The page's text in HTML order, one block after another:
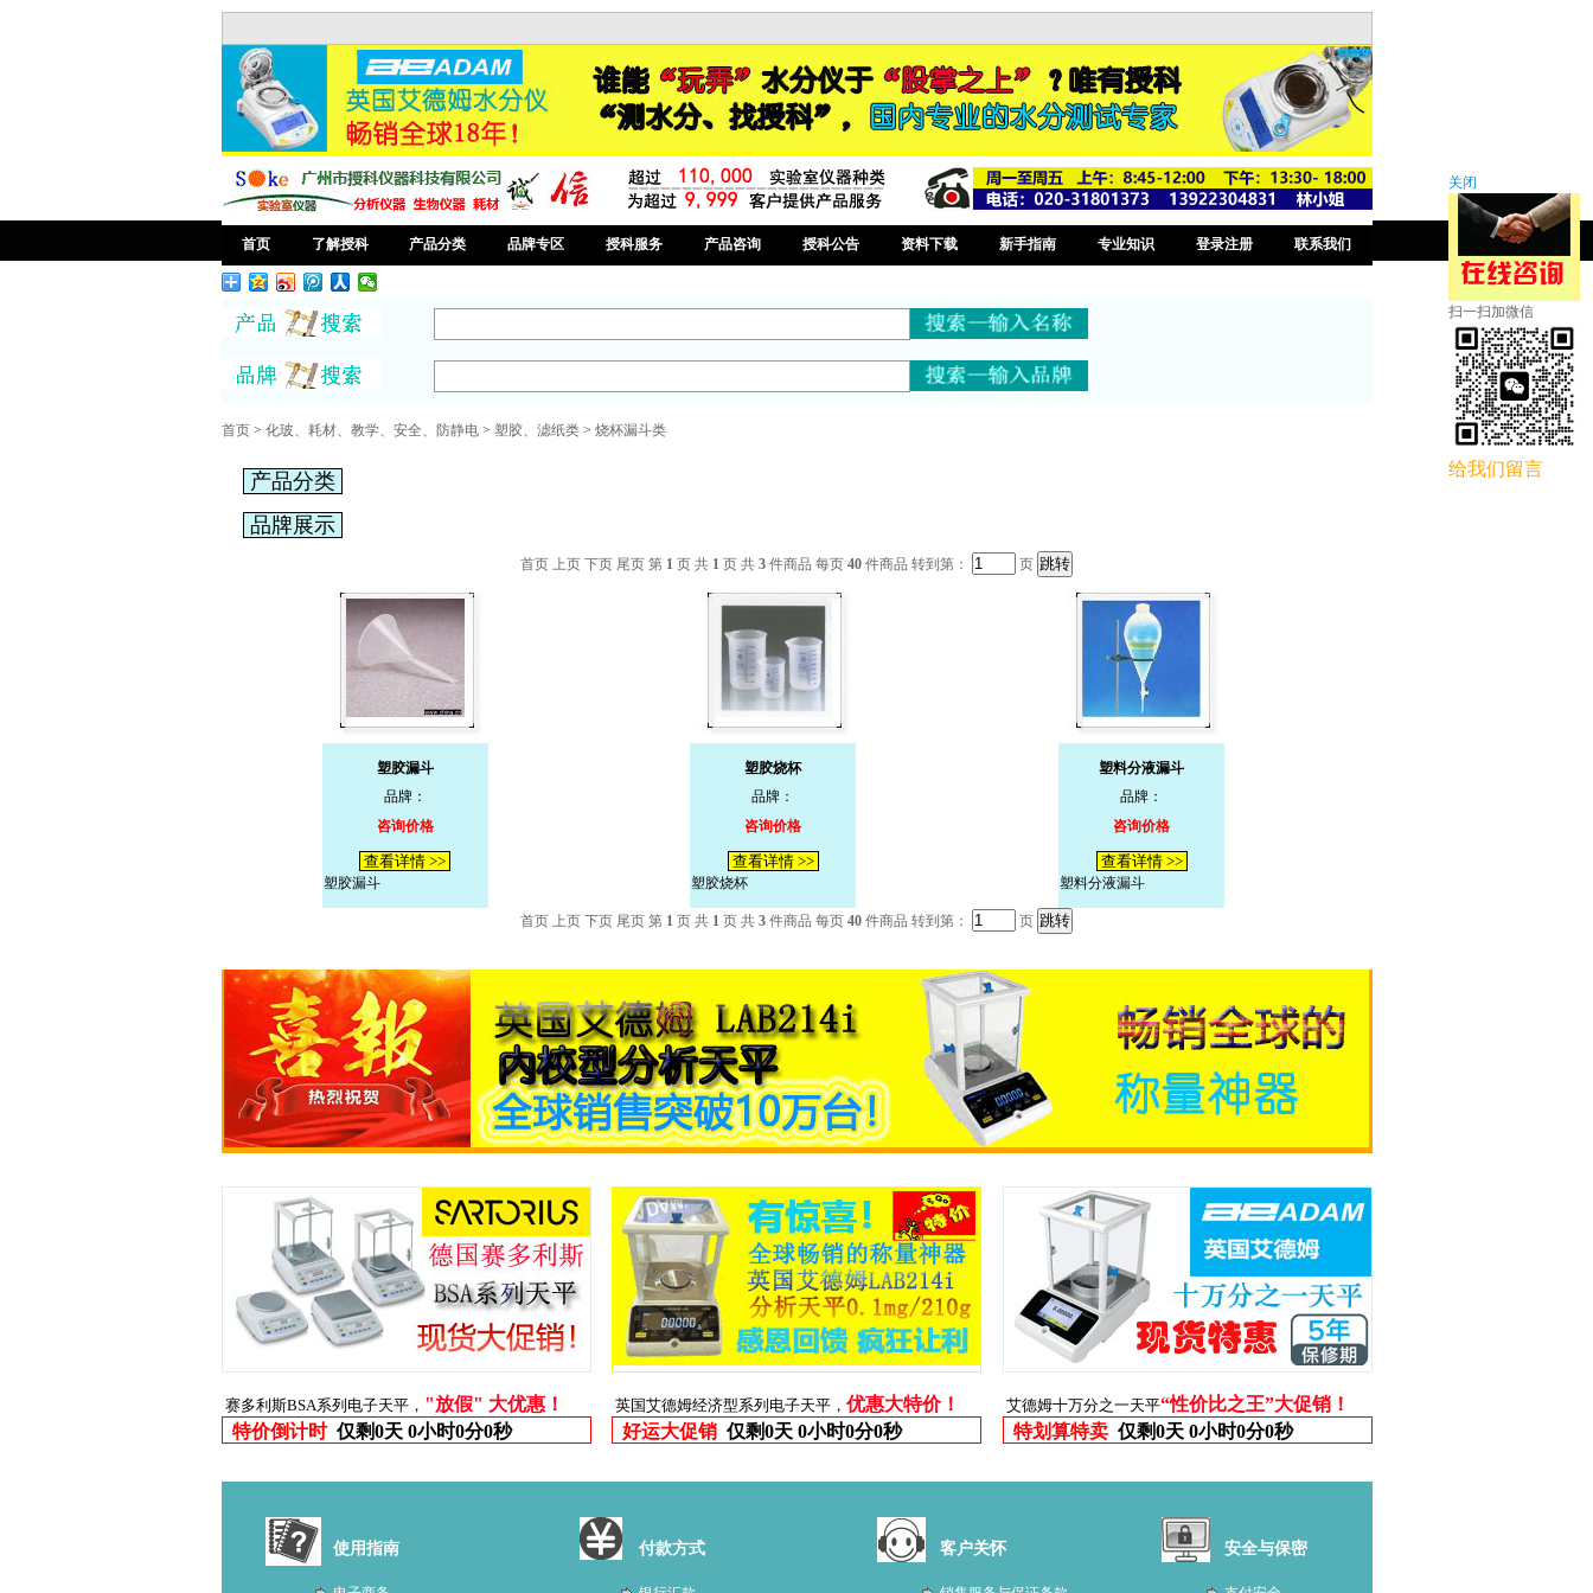
首页 了解授科 产品分类 品牌专区 授科服务 产品咨询 授科公告 资料下载 新手指南 专业知识 登录注册 联系我们
首页> 化玻、耗材、教学、安全、防静电> 塑胶、滤纸类> 烧杯漏斗类
产品分类
品牌展示
首页 上页 下页 尾页 第 1 页 共 1 页 共 3 件商品 每页 40 件商品 转到第： 页
塑胶漏斗
品牌：
咨询价格
查看详情 >>
塑胶漏斗
塑胶烧杯
品牌：
咨询价格
查看详情 >>
塑胶烧杯
塑料分液漏斗
品牌：
咨询价格
查看详情 >>
塑料分液漏斗
首页 上页 下页 尾页 第 1 页 共 1 页 共 3 件商品 每页 40 件商品 转到第： 页
赛多利斯BSA系列电子天平， "放假" 大优惠！
特价倒计时 仅剩0天 0小时0分0秒
英国艾德姆经济型系列电子天平， 优惠大特价！
好运大促销 仅剩0天 0小时0分0秒
艾德姆十万分之一天平“性价比之王”大促销！
特划算特卖 仅剩0天 0小时0分0秒
关闭
扫一扫加微信
给我们留言
使用指南 付款方式 客户关怀 安全与保密